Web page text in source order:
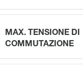
MAX. TENSIONE DI
COMMUTAZIONE